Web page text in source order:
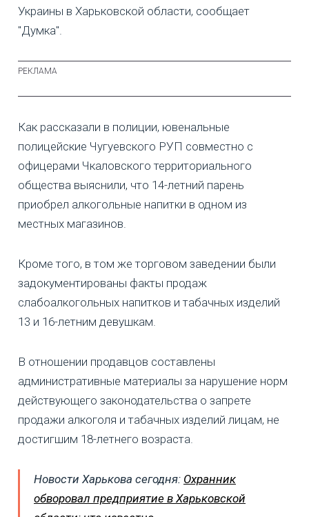
Украины в Харьковской области, сообщает
"Думка".
Как рассказали в полиции, ювенальные
полицейские Чугуевского РУП совместно с
офицерами Чкаловского территориального
общества выяснили, что 14-летний парень
приобрел алкогольные напитки в одном из
местных магазинов.
Кроме того, в том же торговом заведении были
задокументированы факты продаж
слабоалкогольных напитков и табачных изделий
13 и 16-летним девушкам.
В отношении продавцов составлены
административные материалы за нарушение норм
действующего законодательства о запрете
продажи алкоголя и табачных изделий лицам, не
достигшим 18-летнего возраста.
Новости Харькова сегодня: Охранник
обворовал предприятие в Харьковской